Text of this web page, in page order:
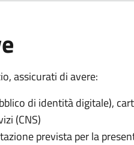
assicurati di avere:
di identità digitale),
(CNS)
prevista per la